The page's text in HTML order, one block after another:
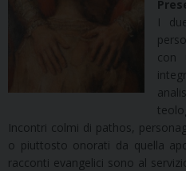
I
con
Incontri colmi di pathos,
o piuttosto onorati da quella
racconti evangelici sono al